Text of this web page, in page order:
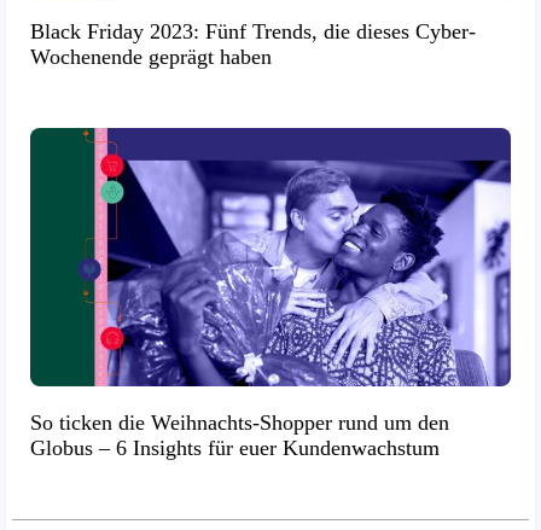
Black Friday 2023: Fünf Trends, die dieses Cyber-
Wochenende geprägt haben
So ticken die Weihnachts-Shopper rund um den
Globus – 6 Insights für euer Kundenwachstum